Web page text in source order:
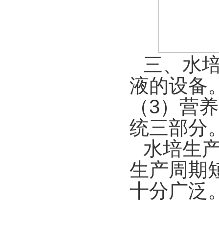
三、水
液的设备
（3）营
统三部分
水培生
生产周期
十分广泛